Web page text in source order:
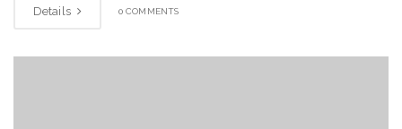
Details 0 COMMENTS